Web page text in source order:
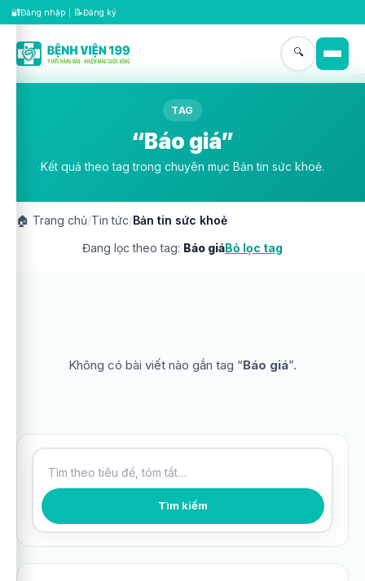
🔐Đăng nhập 📝Đăng ký
🔍
TAG
“Báo giá”
Kết quả theo tag trong chuyên mục Bản tin sức khoẻ.
🏠 Trang chủ/Tin tức/Bản tin sức khoẻ
Đang lọc theo tag: Báo giáBỏ lọc tag
Không có bài viết nào gắn tag “Báo giá”.
Tìm kiếm bài viết Tìm kiếm